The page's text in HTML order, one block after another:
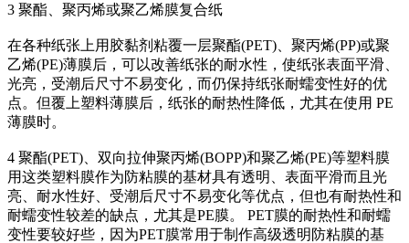
3 聚酯、聚丙烯或聚乙烯膜复合纸
在各种纸张上用胶黏剂粘覆一层聚酯(PET)、聚丙烯(PP)或聚
乙烯(PE)薄膜后，可以改善纸张的耐水性，使纸张表面平滑、
光亮，受潮后尺寸不易变化，而仍保持纸张耐蠕变性好的优
点。但覆上塑料薄膜后，纸张的耐热性降低，尤其在使用 PE
薄膜时。
4 聚酯(PET)、双向拉伸聚丙烯(BOPP)和聚乙烯(PE)等塑料膜
用这类塑料膜作为防粘膜的基材具有透明、表面平滑而且光
亮、耐水性好、受潮后尺寸不易变化等优点，但也有耐热性和
耐蠕变性较差的缺点，尤其是PE膜。 PET膜的耐热性和耐蠕
变性要较好些，因为PET膜常用于制作高级透明防粘膜的基